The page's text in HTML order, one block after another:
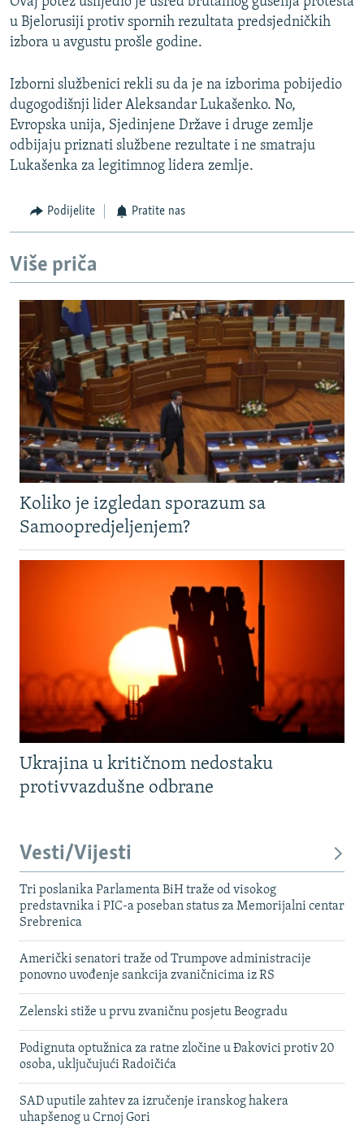
u Bjelorusiji protiv spornih rezultata predsjedničkih
izbora u avgustu prošle godine.
Izborni službenici rekli su da je na izborima pobijedio
dugogodišnji lider Aleksandar Lukašenko. No,
Evropska unija, Sjedinjene Države i druge zemlje
odbijaju priznati službene rezultate i ne smatraju
Lukašenka za legitimnog lidera zemlje.
Podijelite Pratite nas
Više priča
Koliko je izgledan sporazum sa
Samoopredjeljenjem?
Ukrajina u kritičnom nedostaku
protivvazdušne odbrane
Vesti/Vijesti
Tri poslanika Parlamenta BiH traže od visokog
predstavnika i PIC-a poseban status za Memorijalni centar
Srebrenica
Američki senatori traže od Trumpove administracije
ponovno uvođenje sankcija zvaničnicima iz RS
Zelenski stiže u prvu zvaničnu posjetu Beogradu
Podignuta optužnica za ratne zločine u Đakovici protiv 20
osoba, uključujući Radoičića
SAD uputile zahtev za izručenje iranskog hakera
uhapšenog u Crnoj Gori